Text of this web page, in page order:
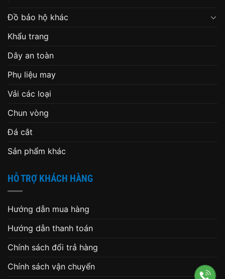
Đồ bảo hộ khác
Khẩu trang
Dây an toàn
Phụ liệu may
Vải các loại
Chun vòng
Đá cắt
Sản phẩm khác
HỖ TRỢ KHÁCH HÀNG
Hướng dẫn mua hàng
Hướng dẫn thanh toán
Chính sách đổi trả hàng
Chính sách vận chuyển